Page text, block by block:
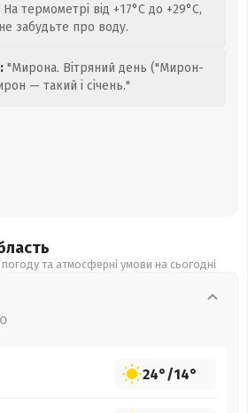
термометрі від +17°C до +29°C,
забудьте про воду.
"Мирона. Вітряний день ("Мирон-
— такий і січень."
та атмосферні умови на сьогодні
24°/14°